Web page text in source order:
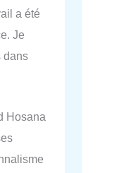
a été
Je
dans
Hosana